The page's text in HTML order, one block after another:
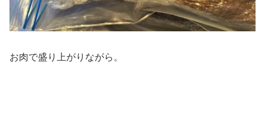
お肉で盛り上がりながら。